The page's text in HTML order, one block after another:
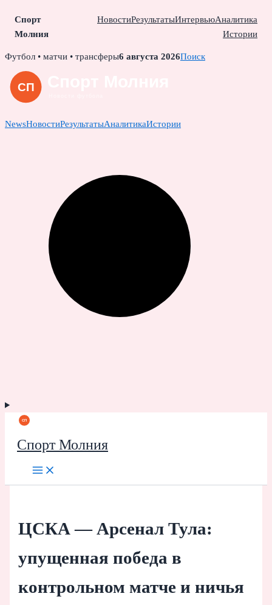
Спорт
Молния
НовостиРезультатыИнтервьюАналитика
Истории
Skip
content
Футбол • матчи • трансферы6 августа 2026Поиск
NewsНовостиРезультатыАналитикаИстории
Спорт Молния
ЦСКА — Арсенал Тула:
упущенная победа в
контрольном матче и ничья